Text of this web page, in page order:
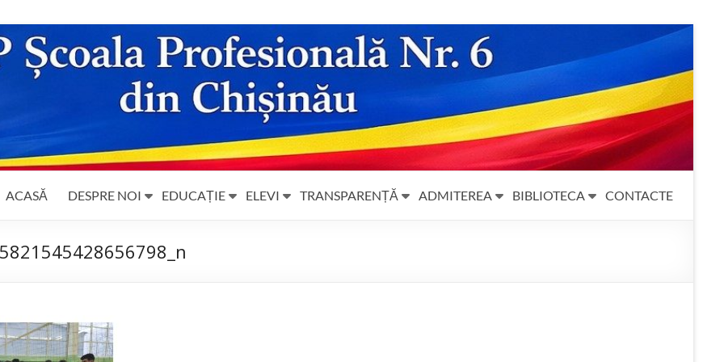
ACASĂ DESPRE NOI EDUCAȚIE ELEVI TRANSPARENȚĂ ADMITEREA BIBLIOTECA CONTACTE